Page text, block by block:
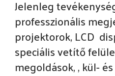
Jelenleg
professzionális
projektorok, LCD
speciális vetítő
megoldások, , kül-